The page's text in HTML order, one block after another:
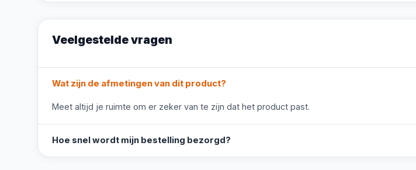
Veelgestelde vragen
Wat zijn de afmetingen van dit product?
Meet altijd je ruimte om er zeker van te zijn dat het product past.
Hoe snel wordt mijn bestelling bezorgd?